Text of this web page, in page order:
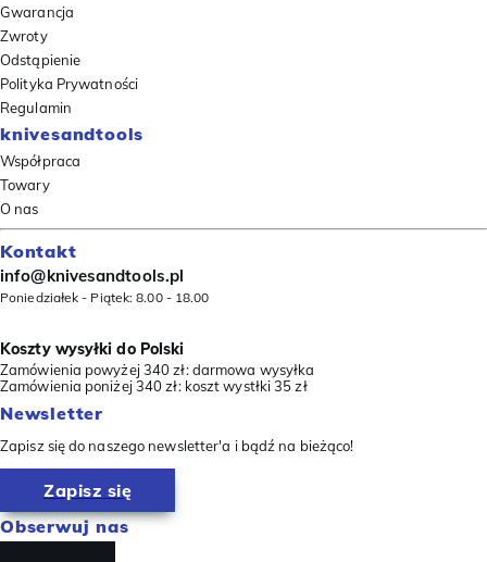
Gwarancja
Zwroty
Odstąpienie
Polityka Prywatności
Regulamin
knivesandtools
Współpraca
Towary
O nas
Kontakt
info@knivesandtools.pl
Poniedziałek - Piątek: 8.00 - 18.00
Koszty wysyłki do Polski
Zamówienia powyżej 340 zł: darmowa wysyłka
Zamówienia poniżej 340 zł: koszt wystłki 35 zł
Newsletter
Zapisz się do naszego newsletter'a i bądź na bieżąco!
Zapisz się
Obserwuj nas